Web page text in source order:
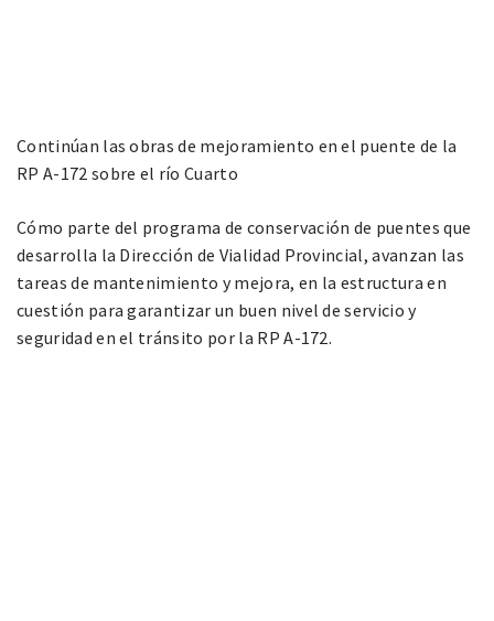
Continúan las obras de mejoramiento en el puente de la
RP A-172 sobre el río Cuarto
Cómo parte del programa de conservación de puentes que
desarrolla la Dirección de Vialidad Provincial, avanzan las
tareas de mantenimiento y mejora, en la estructura en
cuestión para garantizar un buen nivel de servicio y
seguridad en el tránsito por la RP A-172.